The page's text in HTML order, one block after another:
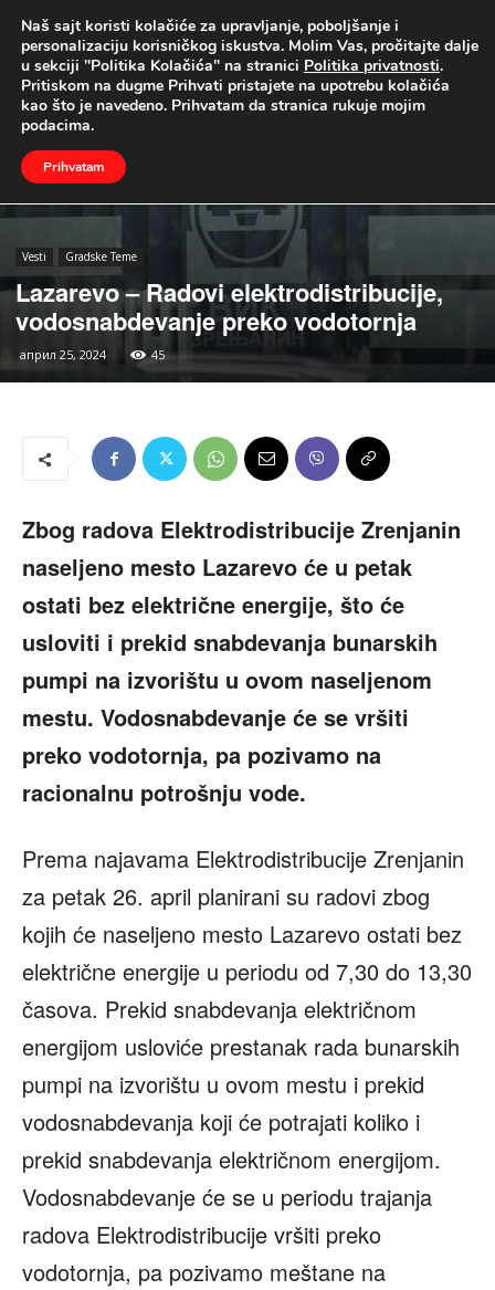
UŽIVO
Naslovna Vesti Gradske Teme
Vesti Gradske Teme
Lazarevo – Radovi elektrodistribucije,
vodosnabdevanje preko vodotornja
април 25, 2024 45
Zbog radova Elektrodistribucije Zrenjanin
naseljeno mesto Lazarevo će u petak
ostati bez električne energije, što će
usloviti i prekid snabdevanja bunarskih
pumpi na izvorištu u ovom naseljenom
mestu. Vodosnabdevanje će se vršiti
preko vodotornja, pa pozivamo na
racionalnu potrošnju vode.
Prema najavama Elektrodistribucije Zrenjanin
za petak 26. april planirani su radovi zbog
kojih će naseljeno mesto Lazarevo ostati bez
električne energije u periodu od 7,30 do 13,30
časova. Prekid snabdevanja električnom
energijom usloviće prestanak rada bunarskih
pumpi na izvorištu u ovom mestu i prekid
vodosnabdevanja koji će potrajati koliko i
prekid snabdevanja električnom energijom.
Vodosnabdevanje će se u periodu trajanja
radova Elektrodistribucije vršiti preko
vodotornja, pa pozivamo meštane na
Naš sajt koristi kolačiće za upravljanje, poboljšanje i
personalizaciju korisničkog iskustva. Molim Vas, pročitajte dalje
u sekciji "Politika Kolačića" na stranici Politika privatnosti.
Pritiskom na dugme Prihvati pristajete na upotrebu kolačića
kao što je navedeno. Prihvatam da stranica rukuje mojim
podacima.
Prihvatam